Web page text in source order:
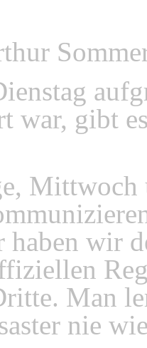
war, gibt
haben wir
Man
nie